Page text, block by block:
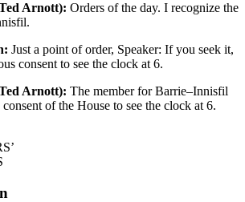
Arnott): Orders of the day. I recognize the
Just a point of order, Speaker: If you seek it,
consent to see the clock at 6.
Arnott): The member for Barrie–Innisfil
of the House to see the clock at 6.